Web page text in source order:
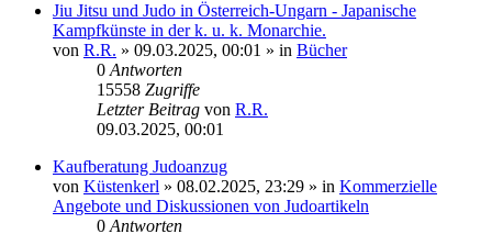
Jiu Jitsu und Judo in Österreich-Ungarn - Japanische
Kampfkünste in der k. u. k. Monarchie.
von R.R. » 09.03.2025, 00:01 » in Bücher
0 Antworten
15558 Zugriffe
Letzter Beitrag von R.R.
09.03.2025, 00:01
Kaufberatung Judoanzug
von Küstenkerl » 08.02.2025, 23:29 » in Kommerzielle
Angebote und Diskussionen von Judoartikeln
0 Antworten